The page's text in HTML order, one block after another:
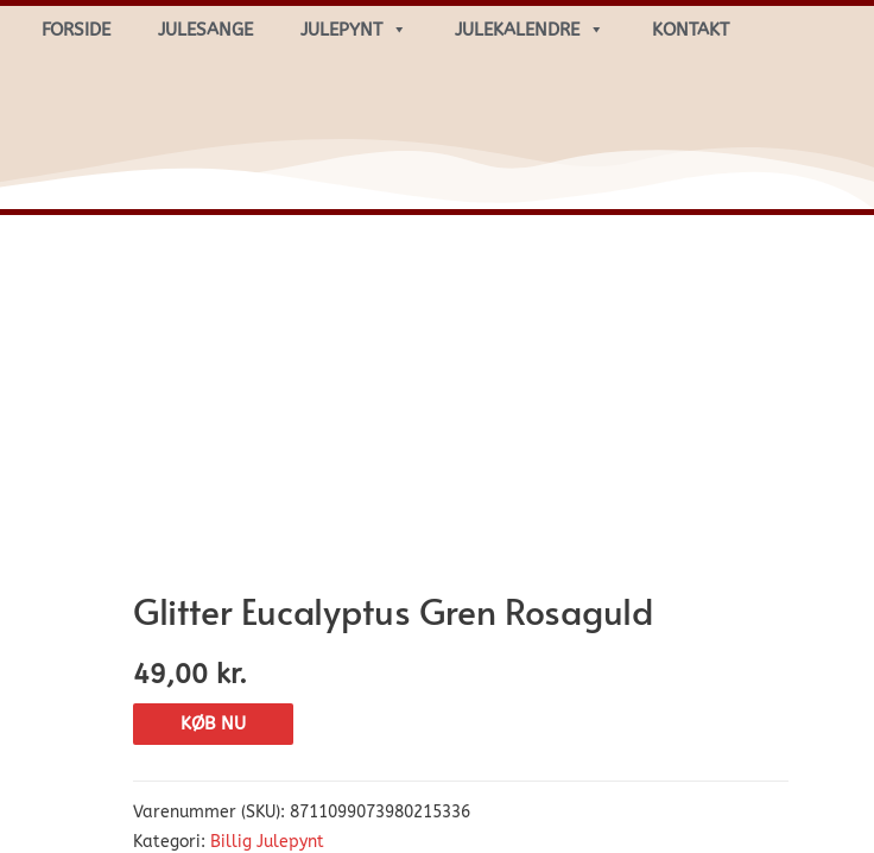
FORSIDE JULESANGE JULEPYNT JULEKALENDRE KONTAKT
Glitter Eucalyptus Gren Rosaguld
49,00 kr.
KØB NU
Varenummer (SKU): 8711099073980215336
Kategori: Billig Julepynt